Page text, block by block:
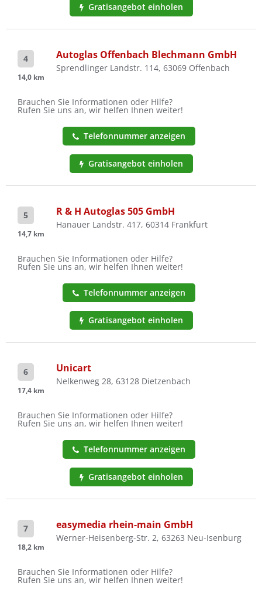
Gratisangebot einholen
4
14,0 km
Autoglas Offenbach Blechmann GmbH
Sprendlinger Landstr. 114, 63069 Offenbach
Brauchen Sie Informationen oder Hilfe?
Rufen Sie uns an, wir helfen Ihnen weiter!
Telefonnummer anzeigen
Gratisangebot einholen
5
14,7 km
R & H Autoglas 505 GmbH
Hanauer Landstr. 417, 60314 Frankfurt
Brauchen Sie Informationen oder Hilfe?
Rufen Sie uns an, wir helfen Ihnen weiter!
Telefonnummer anzeigen
Gratisangebot einholen
6
17,4 km
Unicart
Nelkenweg 28, 63128 Dietzenbach
Brauchen Sie Informationen oder Hilfe?
Rufen Sie uns an, wir helfen Ihnen weiter!
Telefonnummer anzeigen
Gratisangebot einholen
7
18,2 km
easymedia rhein-main GmbH
Werner-Heisenberg-Str. 2, 63263 Neu-Isenburg
Brauchen Sie Informationen oder Hilfe?
Rufen Sie uns an, wir helfen Ihnen weiter!